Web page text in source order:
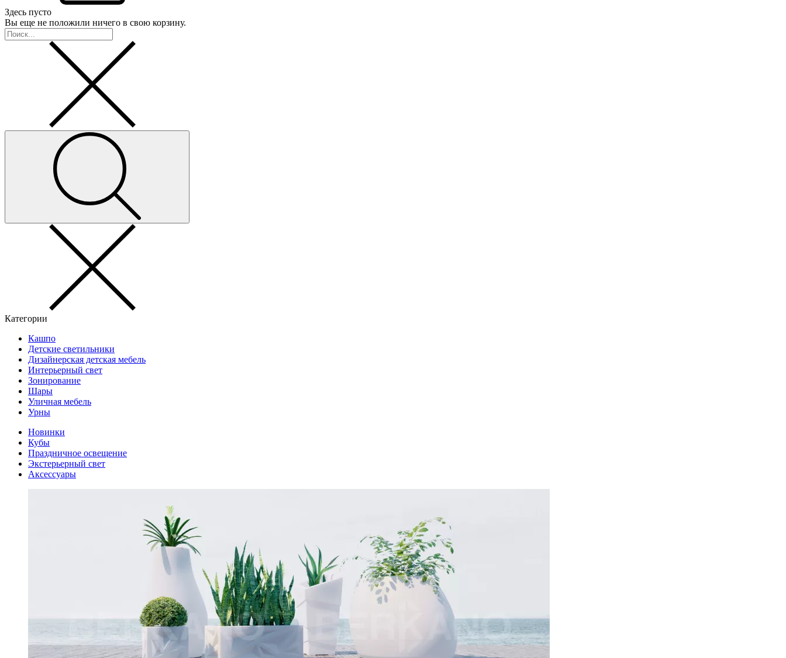
Здесь пусто
Вы еще не положили ничего в свою корзину.
Категории
Кашпо
Детские светильники
Дизайнерская детская мебель
Интерьерный свет
Зонирование
Шары
Уличная мебель
Урны
Новинки
Кубы
Праздничное освещение
Экстерьерный свет
Аксессуары